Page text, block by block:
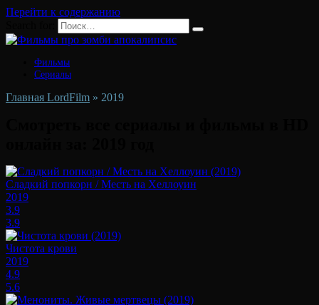
Перейти к содержанию
Фильмы
Сериалы
Главная LordFilm » 2019
Сладкий попкорн / Месть на Хеллоуин
2019
3.9
3.9
Чистота крови
2019
4.9
5.6